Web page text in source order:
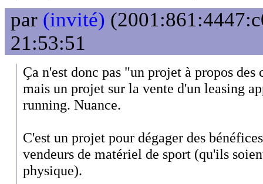
par (invité)
21:53:51
Ça n'est donc pas "un projet à propos des
mais un projet sur la vente d'un leasing
running. Nuance.
C'est un projet pour dégager des
vendeurs de matériel de sport (qu'ils
physique).